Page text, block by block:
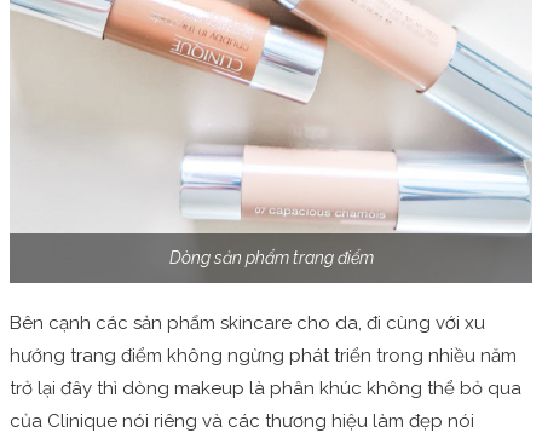
Dòng sản phẩm trang điểm
Bên cạnh các sản phẩm skincare cho da, đi cùng với xu
hướng trang điểm không ngừng phát triển trong nhiều năm
trở lại đây thì dòng makeup là phân khúc không thể bỏ qua
của Clinique nói riêng và các thương hiệu làm đẹp nói